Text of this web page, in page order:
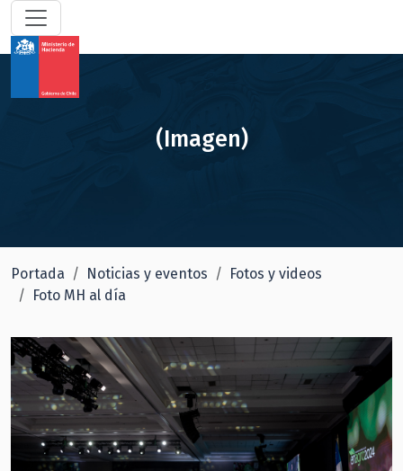
(Imagen)
Portada Noticias y eventos
Fotos y videos
Foto MH al día